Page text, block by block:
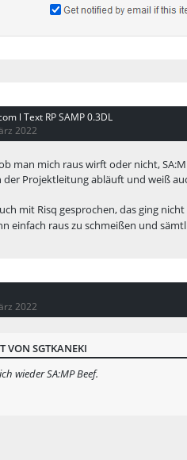
l Text RP SAMP 0.3DL
2022
man mich raus wirft oder nicht,
der Projektleitung abläuft und weiß
mit Risq gesprochen, das ging
einfach raus zu schmeißen und
2022
VON SGTKANEKI
wieder SA:MP Beef.